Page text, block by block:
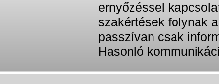
ernyőzéssel
szakértések folynak
passzívan csak
Hasonló